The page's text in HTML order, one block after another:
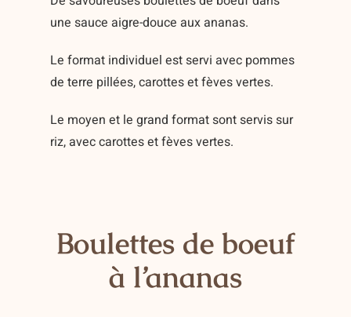
Mon compte
une sauce aigre-douce aux ananas.
Le format individuel est servi avec pommes
de terre pillées, carottes et fèves vertes.
Le moyen et le grand format sont servis sur
riz, avec carottes et fèves vertes.
Boulettes de boeuf
à l’ananas